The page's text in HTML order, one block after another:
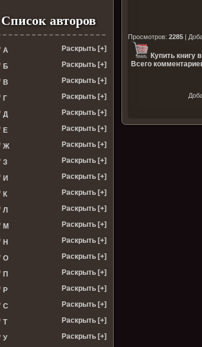
Список авторов
А Раскрыть [+]
Б Раскрыть [+]
В Раскрыть [+]
Г Раскрыть [+]
Д Раскрыть [+]
Е Раскрыть [+]
Ж Раскрыть [+]
З Раскрыть [+]
И Раскрыть [+]
К Раскрыть [+]
Л Раскрыть [+]
М Раскрыть [+]
Н Раскрыть [+]
О Раскрыть [+]
П Раскрыть [+]
Р Раскрыть [+]
С Раскрыть [+]
Т Раскрыть [+]
У Раскрыть [+]
Просмотров: 2285|
Купить книгу
Всего